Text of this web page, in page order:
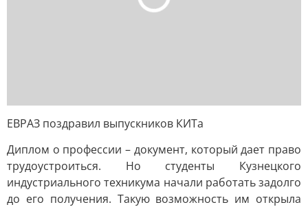
ЕВРАЗ поздравил выпускников КИТа
Диплом о профессии – документ, который дает право
трудоустроиться. Но студенты Кузнецкого
индустриального техникума начали работать задолго
до его получения. Такую возможность им открыла